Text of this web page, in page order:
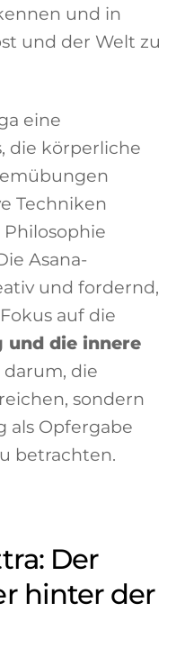
und in
und der Welt zu
eine
die körperliche
Techniken
Philosophie
Asana-
und fordernd,
auf die
die innere
darum, die
sondern
als Opfergabe
betrachten.
Der
hinter der